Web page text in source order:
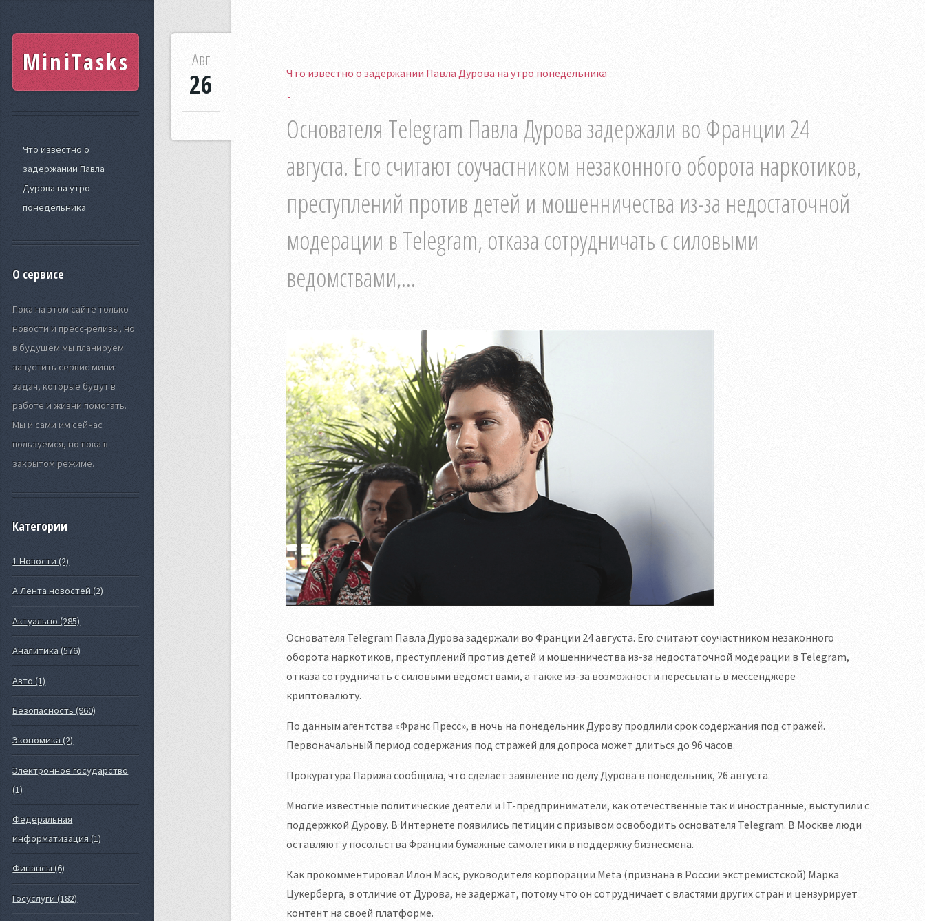
MiniTasks
Что известно о
задержании Павла
Дурова на утро
понедельника
О сервисе
Пока на этом сайте только
новости и пресс-релизы, но
в будущем мы планируем
запустить сервис мини-
задач, которые будут в
работе и жизни помогать.
Мы и сами им сейчас
пользуемся, но пока в
закрытом режиме.
Категории
1 Новости (2)
А Лента новостей (2)
Актуально (285)
Аналитика (576)
Авто (1)
Безопасность (960)
Экономика (2)
Электронное государство
(1)
Федеральная
информатизация (1)
Финансы (6)
Госуслуги (182)
Что известно о задержании Павла Дурова на утро понедельника
Основателя Telegram Павла Дурова задержали во Франции 24
августа. Его считают соучастником незаконного оборота наркотиков,
преступлений против детей и мошенничества из-за недостаточной
модерации в Telegram, отказа сотрудничать с силовыми
ведомствами,...
Авг
26
Основателя Telegram Павла Дурова задержали во Франции 24 августа. Его считают соучастником незаконного
оборота наркотиков, преступлений против детей и мошенничества из-за недостаточной модерации в Telegram,
отказа сотрудничать с силовыми ведомствами, а также из-за возможности пересылать в мессенджере
криптовалюту.
По данным агентства «Франс Пресс», в ночь на понедельник Дурову продлили срок содержания под стражей.
Первоначальный период содержания под стражей для допроса может длиться до 96 часов.
Прокуратура Парижа сообщила, что сделает заявление по делу Дурова в понедельник, 26 августа.
Многие известные политические деятели и IT-предприниматели, как отечественные так и иностранные, выступили с
поддержкой Дурову. В Интернете появились петиции с призывом освободить основателя Telegram. В Москве люди
оставляют у посольства Франции бумажные самолетики в поддержку бизнесмена.
Как прокомментировал Илон Маск, руководителя корпорации Meta (признана в России экстремистской) Марка
Цукерберга, в отличие от Дурова, не задержат, потому что он сотрудничает с властями других стран и цензурирует
контент на своей платформе.